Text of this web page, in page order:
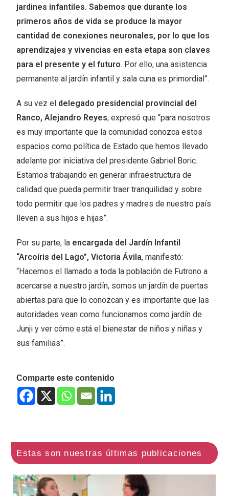
jardines infantiles. Sabemos que durante los
primeros años de vida se produce la mayor
cantidad de conexiones neuronales, por lo que los
aprendizajes y vivencias en esta etapa son claves
para el presente y el futuro. Por ello, una asistencia
permanente al jardín infantil y sala cuna es primordial”.
A su vez el delegado presidencial provincial del
Ranco, Alejandro Reyes, expresó que “para nosotros
es muy importante que la comunidad conozca estos
espacios como política de Estado que hemos llevado
adelante por iniciativa del presidente Gabriel Boric.
Estamos trabajando en generar infraestructura de
calidad que pueda permitir traer tranquilidad y sobre
todo permitir que los padres y madres de nuestro país
lleven a sus hijos e hijas”.
Por su parte, la encargada del Jardín Infantil
“Arcoíris del Lago”, Victoria Ávila, manifestó:
“Hacemos el llamado a toda la población de Futrono a
acercarse a nuestro jardín, somos un jardín de puertas
abiertas para que lo conozcan y es importante que las
autoridades vean como funcionamos como jardín de
Junji y ver cómo está el bienestar de niños y niñas y
sus familias”.
Comparte este contenido